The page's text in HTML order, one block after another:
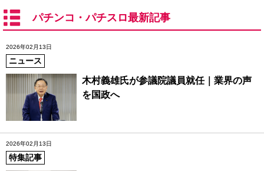
パチンコ・パチスロ最新記事
2026年02月13日
ニュース
木村義雄氏が参議院議員就任｜業界の声
を国政へ
2026年02月13日
特集記事